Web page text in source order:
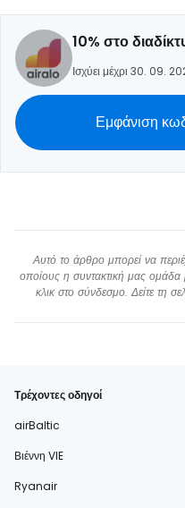
10% στο
Ισχύει μέχρι 30. 09.
Εμφάνιση
Αυτό το άρθρο μπορεί να
οποίους η συντακτική μας ομάδα
κλικ στο σύνδεσμο. Δείτε τη
Τρέχοντες οδηγοί
airBaltic
Βιέννη VIE
Ryanair